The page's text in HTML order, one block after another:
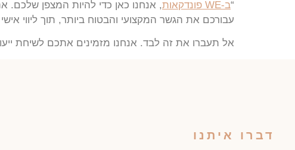
“ב-WE פונדקאות
, אנחנו כאן כדי להיות המצפן שלכם.
עבורכם את הגשר המקצועי והבטוח ביותר, תוך
אל תעברו את זה לבד. אנחנו מזמינים אתכם לשיחת
דברו איתנו